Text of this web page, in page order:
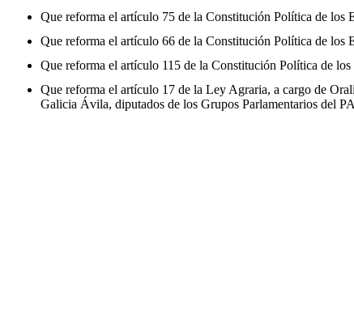
Que reforma el artículo 75 de la Constitución Política de los
Que reforma el artículo 66 de la Constitución Política de los
Que reforma el artículo 115 de la Constitución Política de
Que reforma el artículo 17 de la Ley Agraria, a cargo de
Galicia Ávila, diputados de los Grupos Parlamentarios del